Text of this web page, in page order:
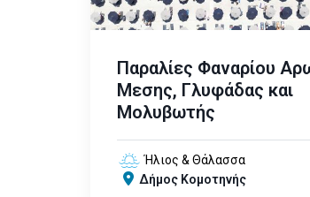
Παραλίες Φαναρίου
Μεσης, Γλυφάδας και
Μολυβωτής
Ήλιος & Θάλασσα
Δήμος Κομοτηνής